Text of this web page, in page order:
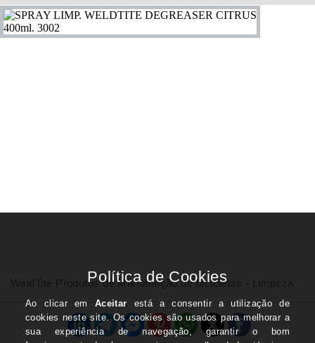
WeldTite Produtos de Manutenção de bicicletas - Limpeza